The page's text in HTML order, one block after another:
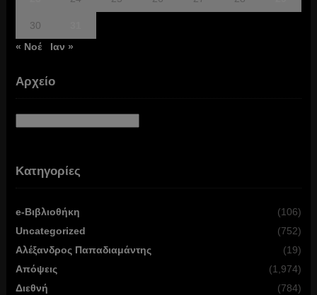
30
« Νοέ
Ιαν »
Αρχείο
Κατηγορίες
e-Βιβλιοθήκη
(106)
Uncategorized
(752)
Αλέξανδρος Παπαδιαμάντης
(19)
Απόψεις
(1,974)
Διεθνή
(784)